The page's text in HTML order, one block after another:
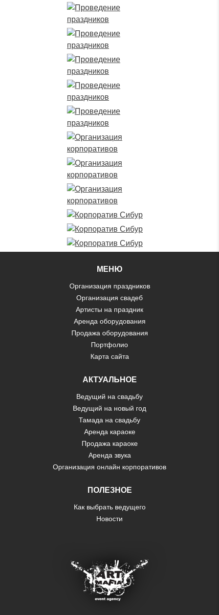
МЕНЮ
Организация праздников
Организация свадеб
Артисты на праздник
Аренда оборудования
Продажа оборудования
Портфолио
Карта сайта
АКТУАЛЬНОЕ
Ведущий на свадьбу
Ведущий на новый год
Тамада на свадьбу
Аренда караоке
Продажа караоке
Аренда звука
Организация онлайн корпоративов
ПОЛЕЗНОЕ
Как выбрать ведущего
Новости